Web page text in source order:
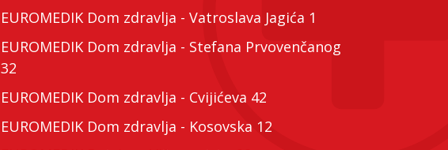
EUROMEDIK Dom zdravlja - Vatroslava Jagića 1
EUROMEDIK Dom zdravlja - Stefana Prvovenčanog
32
EUROMEDIK Dom zdravlja - Cvijićeva 42
EUROMEDIK Dom zdravlja - Kosovska 12